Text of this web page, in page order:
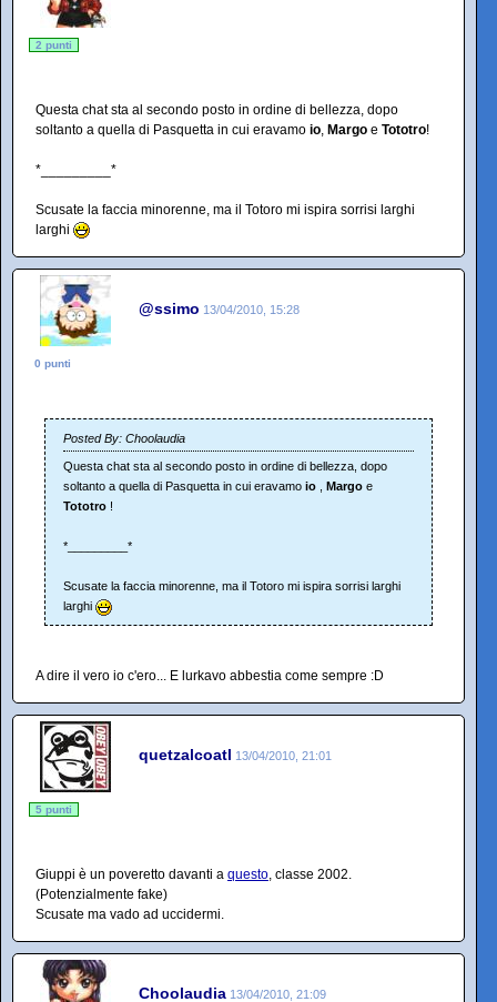
2 punti
Questa chat sta al secondo posto in ordine di bellezza, dopo
soltanto a quella di Pasquetta in cui eravamo io, Margo e Tototro!
*_________*
Scusate la faccia minorenne, ma il Totoro mi ispira sorrisi larghi
larghi
@ssimo 13/04/2010, 15:28
0 punti
Posted By: Choolaudia
Questa chat sta al secondo posto in ordine di bellezza, dopo
soltanto a quella di Pasquetta in cui eravamo io Margo e
Tototro !
*_________*
Scusate la faccia minorenne, ma il Totoro mi ispira sorrisi larghi
larghi
A dire il vero io c'ero... E lurkavo abbestia come sempre :D
quetzalcoatl 13/04/2010, 21:01
5 punti
Giuppi è un poveretto davanti a questo, classe 2002.
(Potenzialmente fake)
Scusate ma vado ad uccidermi.
Choolaudia 13/04/2010, 21:09